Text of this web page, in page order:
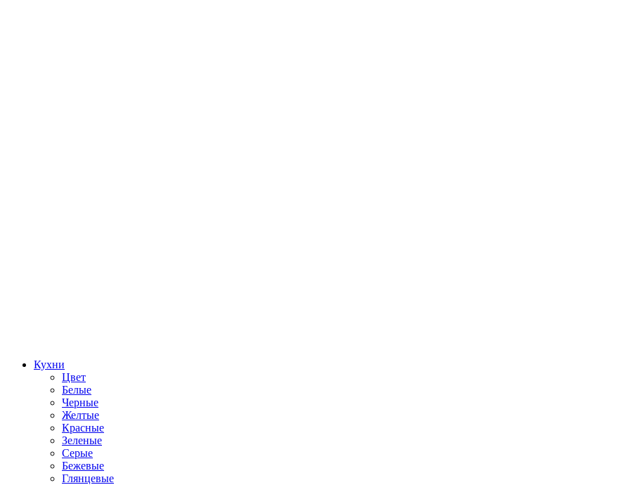
Кухни
Цвет
Белые
Черные
Желтые
Красные
Зеленые
Серые
Бежевые
Глянцевые